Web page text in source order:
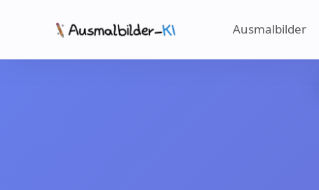
Ausmalbilder